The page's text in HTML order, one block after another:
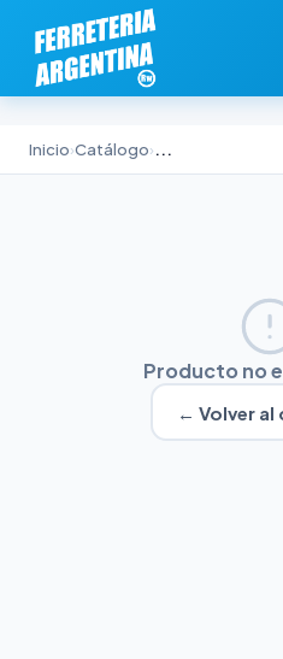
Inicio›Catálogo›...
Producto no
← Volver